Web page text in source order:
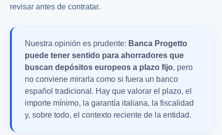
revisar antes de contratar.
Nuestra opinión es prudente: Banca Progetto
puede tener sentido para ahorradores que
buscan depósitos europeos a plazo fijo, pero
no conviene mirarla como si fuera un banco
español tradicional. Hay que valorar el plazo, el
importe mínimo, la garantía italiana, la fiscalidad
y, sobre todo, el contexto reciente de la entidad.